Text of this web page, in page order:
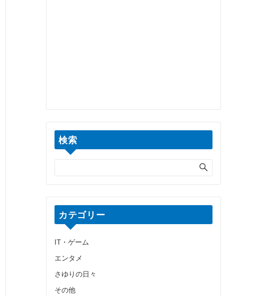
検索
カテゴリー
IT・ゲーム
エンタメ
さゆりの日々
その他